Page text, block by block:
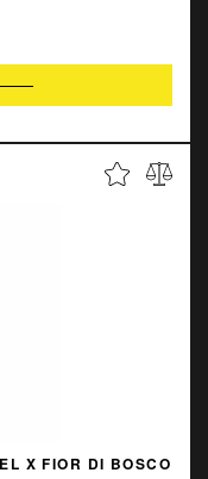
X FIOR DI BOSCO